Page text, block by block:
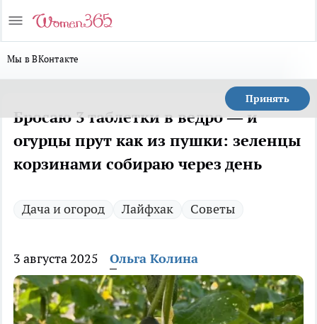
Мы в ВКонтакте
Принять
Бросаю 3 таблетки в ведро — и
огурцы прут как из пушки: зеленцы
корзинами собираю через день
Дача и огород Лайфхак Советы
3 августа 2025 Ольга Колина